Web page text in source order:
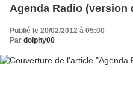
Agenda Radio (version
Publié le 20/02/2012 à 05:00
Par dolphy00